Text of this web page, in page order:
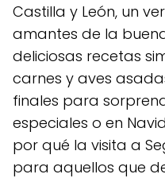
Castilla y León, un
amantes de la
deliciosas recetas
carnes y aves
finales para
especiales o en
por qué la visita a
para aquellos que